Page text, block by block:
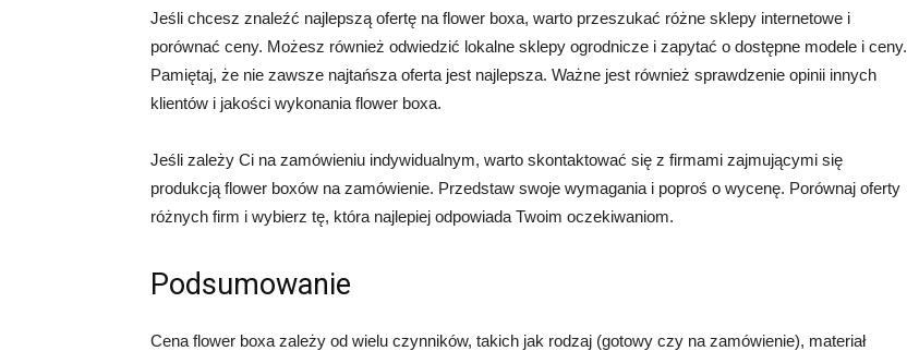
Jeśli chcesz znaleźć najlepszą ofertę na flower boxa, warto przeszukać różne sklepy internetowe i
porównać ceny. Możesz również odwiedzić lokalne sklepy ogrodnicze i zapytać o dostępne modele i ceny.
Pamiętaj, że nie zawsze najtańsza oferta jest najlepsza. Ważne jest również sprawdzenie opinii innych
klientów i jakości wykonania flower boxa.
Jeśli zależy Ci na zamówieniu indywidualnym, warto skontaktować się z firmami zajmującymi się
produkcją flower boxów na zamówienie. Przedstaw swoje wymagania i poproś o wycenę. Porównaj oferty
różnych firm i wybierz tę, która najlepiej odpowiada Twoim oczekiwaniom.
Podsumowanie
Cena flower boxa zależy od wielu czynników, takich jak rodzaj (gotowy czy na zamówienie), materiał